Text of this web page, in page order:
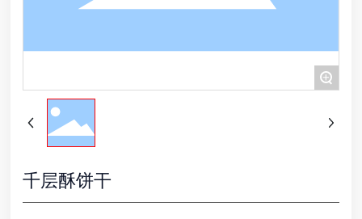
+
千层酥饼干